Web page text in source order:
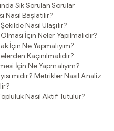
Sık Sorulan Sorular
Başlatılır?
Nasıl Ulaşılır?
İçin Neler Yapılmalıdır?
İçin Ne Yapmalıyım?
Kaçınılmalıdır?
İçin Ne Yapmalıyım?
mıdır? Metrikler Nasıl Analiz
Nasıl Aktif Tutulur?